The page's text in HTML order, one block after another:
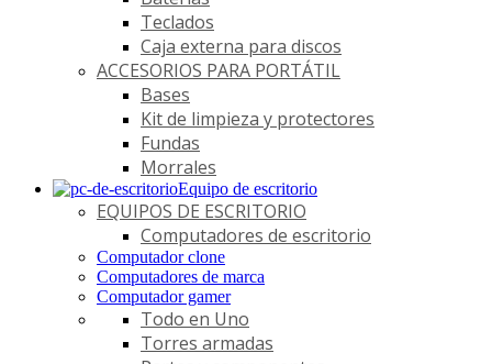
Teclados
Caja externa para discos
ACCESORIOS PARA PORTÁTIL
Bases
Kit de limpieza y protectores
Fundas
Morrales
Equipo de escritorio
EQUIPOS DE ESCRITORIO
Computadores de escritorio
Computador clone
Computadores de marca
Computador gamer
Todo en Uno
Torres armadas